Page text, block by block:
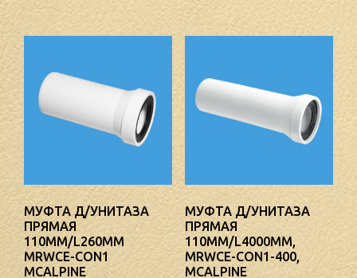
МУФТА Д/УНИТАЗА
ПРЯМАЯ
110ММ/L260ММ
MRWCE-CON1
MCALPINE
МУФТА Д/УНИТАЗА
ПРЯМАЯ
110ММ/L4000ММ,
MRWCE-CON1-400,
MCALPINE